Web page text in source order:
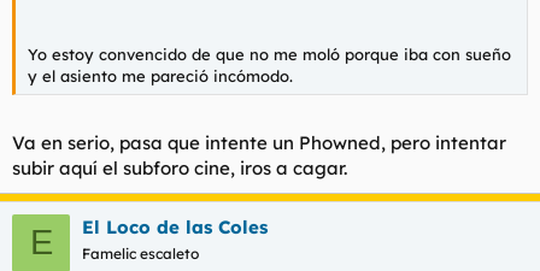
Yo estoy convencido de que no me moló porque iba con sueño
y el asiento me pareció incómodo.
Va en serio, pasa que intente un Phowned, pero intentar
subir aquí el subforo cine, iros a cagar.
E El Loco de las Coles
Famelic escaleto